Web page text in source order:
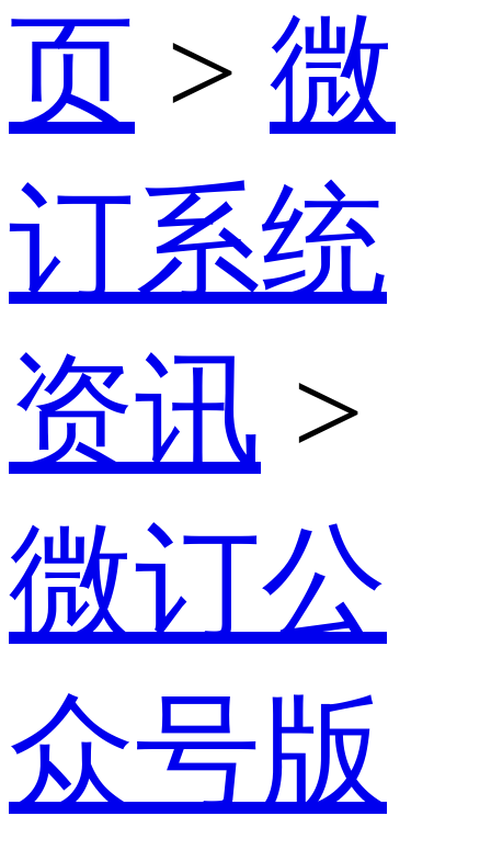
页 > 微
订系统
资讯 >
微订公
众号版